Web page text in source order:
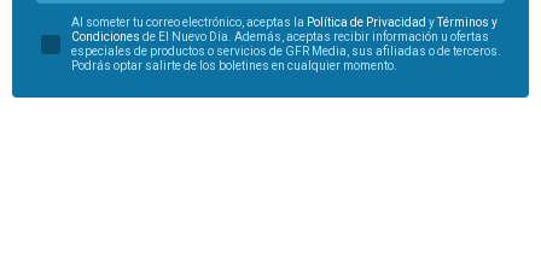
Al someter tu correo electrónico, aceptas la Política de Privacidad yTérminos y
Condiciones de El Nuevo Día. Además, aceptas recibir información u ofertas
especiales de productos o servicios de GFR Media, sus afiliadas o de terceros.
Podrás optar salirte de los boletines en cualquier momento.